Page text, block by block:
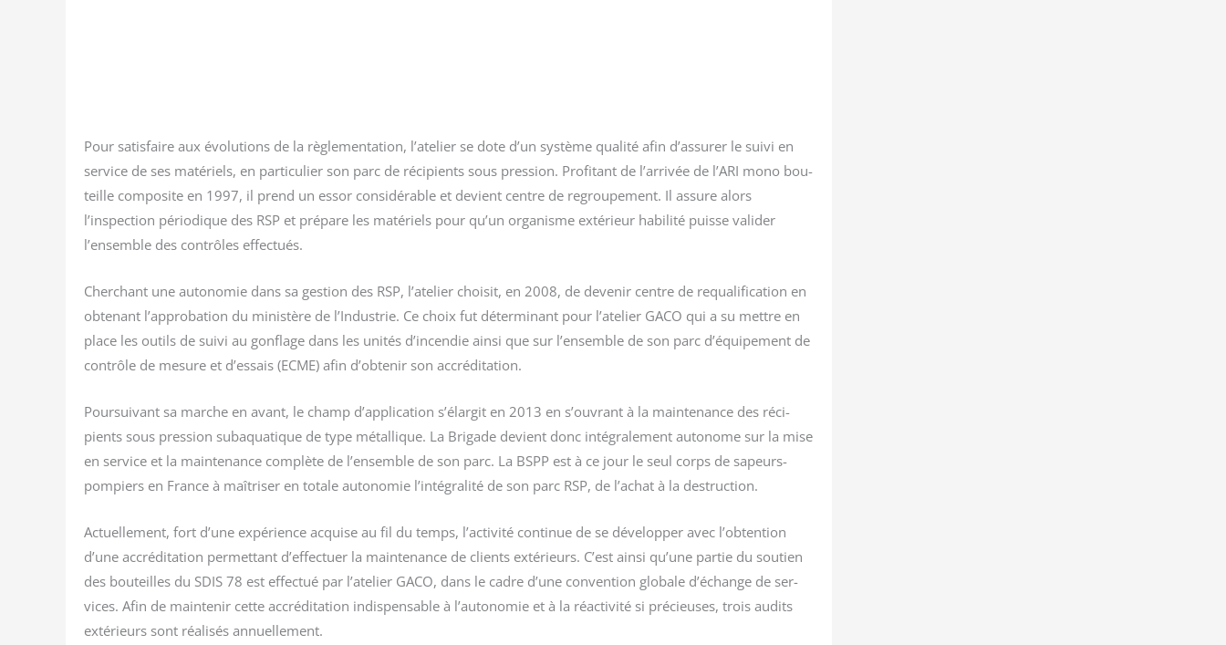
Pour satis­faire aux évo­lu­tions de la règle­men­ta­tion, l’atelier se dote d’un sys­tème qua­li­té afin d’assurer le sui­vi en
ser­vice de ses maté­riels, en par­ti­cu­lier son parc de réci­pients sous pres­sion. Pro­fi­tant de l’arrivée de l’ARI mono bou­
teille com­po­site en 1997, il prend un essor consi­dé­rable et devient centre de regrou­pe­ment. Il assure alors
l’inspection pério­dique des RSP et pré­pare les maté­riels pour qu’un orga­nisme exté­rieur habi­li­té puisse vali­der
l’ensemble des contrôles effectués.
Cher­chant une auto­no­mie dans sa ges­tion des RSP, l’atelier choi­sit, en 2008, de deve­nir centre de requa­li­fi­ca­tion en
obte­nant l’approbation du minis­tère de l’Industrie. Ce choix fut déter­mi­nant pour l’atelier GACO qui a su mettre en
place les outils de sui­vi au gon­flage dans les uni­tés d’incendie ain­si que sur l’ensemble de son parc d’équipement de
contrôle de mesure et d’essais (ECME) afin d’obtenir son accréditation.
Pour­sui­vant sa marche en avant, le champ d’application s’élargit en 2013 en s’ouvrant à la main­te­nance des réci­
pients sous pres­sion sub­aqua­tique de type métal­lique. La Bri­gade devient donc inté­gra­le­ment auto­nome sur la mise
en ser­vice et la main­te­nance com­plète de l’ensemble de son parc. La BSPP est à ce jour le seul corps de sapeurs-
pom­piers en France à maî­tri­ser en totale auto­no­mie l’intégralité de son parc RSP, de l’achat à la destruction.
Actuel­le­ment, fort d’une expé­rience acquise au fil du temps, l’activité conti­nue de se déve­lop­per avec l’obtention
d’une accré­di­ta­tion per­met­tant d’effectuer la main­te­nance de clients exté­rieurs. C’est ain­si qu’une par­tie du sou­tien
des bou­teilles du SDIS 78 est effec­tué par l’atelier GACO, dans le cadre d’une conven­tion glo­bale d’échange de ser­
vices. Afin de main­te­nir cette accré­di­ta­tion indis­pen­sable à l’autonomie et à la réac­ti­vi­té si pré­cieuses, trois audits
exté­rieurs sont réa­li­sés annuellement.